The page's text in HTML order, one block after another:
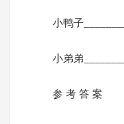
小鸭子
小弟弟
参 考 答 案